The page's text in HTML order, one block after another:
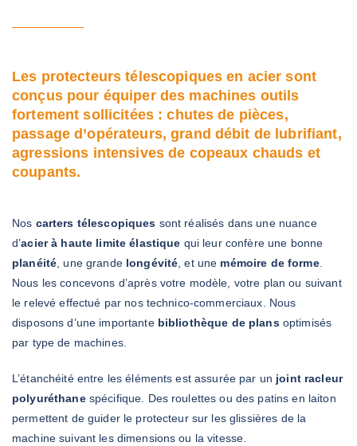
Les protecteurs télescopiques en acier sont
conçus pour équiper des machines outils
fortement sollicitées : chutes de pièces,
passage d’opérateurs, grand débit de lubrifiant,
agressions intensives de copeaux chauds et
coupants.
Nos carters télescopiques sont réalisés dans une nuance
d’acier à haute limite élastique qui leur confère une bonne
planéité une grande longévité , et une mémoire de forme.
Nous les concevons d’après votre modèle, votre plan ou suivant
le relevé effectué par nos technico-commerciaux. Nous
disposons d’une importante bibliothèque de plansoptimisés
par type de machines.
L’étanchéité entre les éléments est assurée par un joint racleur
polyuréthane spécifique. Des roulettes ou des patins en laiton
permettent de guider le protecteur sur les glissières de la
machine suivant les dimensions ou la vitesse.